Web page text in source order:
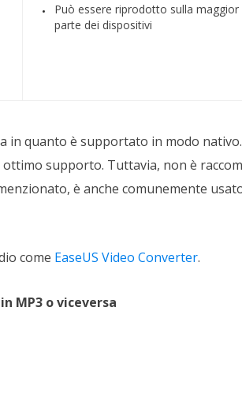
Può essere riprodotto sulla maggior
parte dei dispositivi
in quanto è supportato in modo
supporto. Tuttavia, non è
è anche comunemente
come EaseUS Video Converter.
MP3 o viceversa